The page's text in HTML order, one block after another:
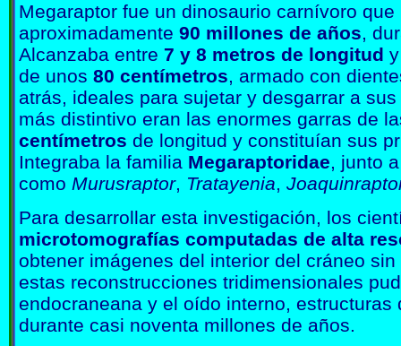
Megaraptor fue un dinosaurio carnívoro
aproximadamente 90 millones de años,
Alcanzaba entre 7 y 8 metros de longitud
de unos 80 centímetros, armado con
atrás, ideales para sujetar y desgarrar a
más distintivo eran las enormes garras de
centímetros de longitud y constituían sus
Integraba la familia Megaraptoridae, junto
como Murusraptor, Tratayenia,
Para desarrollar esta investigación, los
microtomografías computadas de alta
obtener imágenes del interior del cráneo
estas reconstrucciones tridimensionales
endocraneana y el oído interno,
durante casi noventa millones de años.